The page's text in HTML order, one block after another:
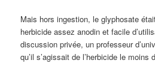
Mais hors ingestion, le glyphosate
herbicide assez anodin et facile
discussion privée, un professeur
qu’il s’agissait de l’herbicide le moins